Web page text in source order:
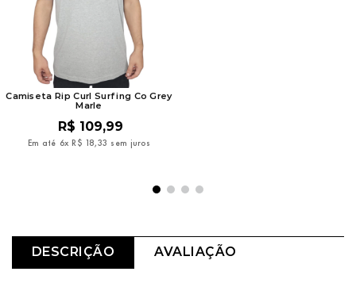
Camiseta Rip Curl Surfing Co Grey
Marle
R$ 109,99
Em até 6x R$ 18,33 sem juros
DESCRIÇÃO AVALIAÇÃO